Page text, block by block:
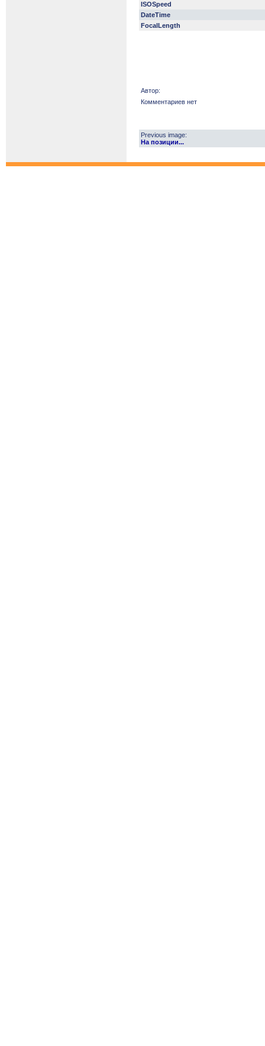
ISOSpeed
DateTime
FocalLength
Автор:
Комментариев нет
Previous image:
На позиции...